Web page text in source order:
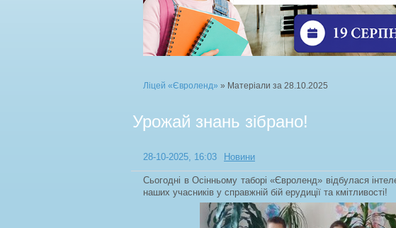
Ліцей «Євроленд» » Матеріали за 28.10.2025
Урожай знань зібрано!
28-10-2025, 16:03 Новини
Сьогодні в Осінньому таборі «Євроленд» відбулася
наших учасників у справжній бій ерудиції та кмітливості!